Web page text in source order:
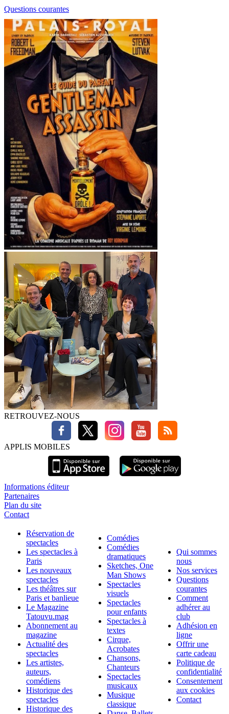
Questions courantes
RETROUVEZ-NOUS
APPLIS MOBILES
Informations éditeur
Partenaires
Plan du site
Contact
Réservation de
spectacles
Les spectacles à
Paris
Les nouveaux
spectacles
Les théâtres sur
Paris et banlieue
Le Magazine
Tatouvu.mag
Abonnement au
magazine
Actualité des
spectacles
Les artistes,
auteurs,
comédiens
Historique des
spectacles
Historique des
Comédies
Comédies
dramatiques
Sketches, One
Man Shows
Spectacles
visuels
Spectacles
pour enfants
Spectacles à
textes
Cirque,
Acrobates
Chansons,
Chanteurs
Spectacles
musicaux
Musique
classique
Qui sommes
nous
Nos services
Questions
courantes
Comment
adhérer au
club
Adhésion en
ligne
Offrir une
carte cadeau
Politique de
confidentialité
Consentement
aux cookies
Contact